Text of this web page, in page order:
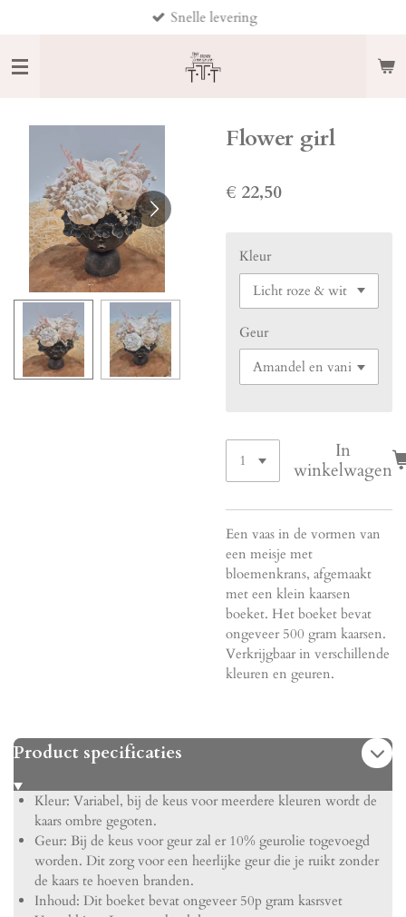
direct
naar
de
hoofdinhoud
Snelle levering
Flower girl
€ 22,50
Kleur
Geur
In
winkelwagen
Een vaas in de vormen van
een meisje met
bloemenkrans, afgemaakt
met een klein kaarsen
boeket. Het boeket bevat
ongeveer 500 gram kaarsen.
Verkrijgbaar in verschillende
kleuren en geuren.
Product specificaties
Kleur: Variabel, bij de keus voor meerdere kleuren wordt de
kaars ombre gegoten.
Geur: Bij de keus voor geur zal er 10% geurolie togevoegd
worden. Dit zorg voor een heerlijke geur die je ruikt zonder
de kaars te hoeven branden.
Inhoud: Dit boeket bevat ongeveer 50p gram kasrsvet